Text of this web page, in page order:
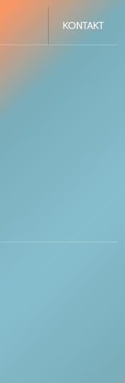
KONTAKT